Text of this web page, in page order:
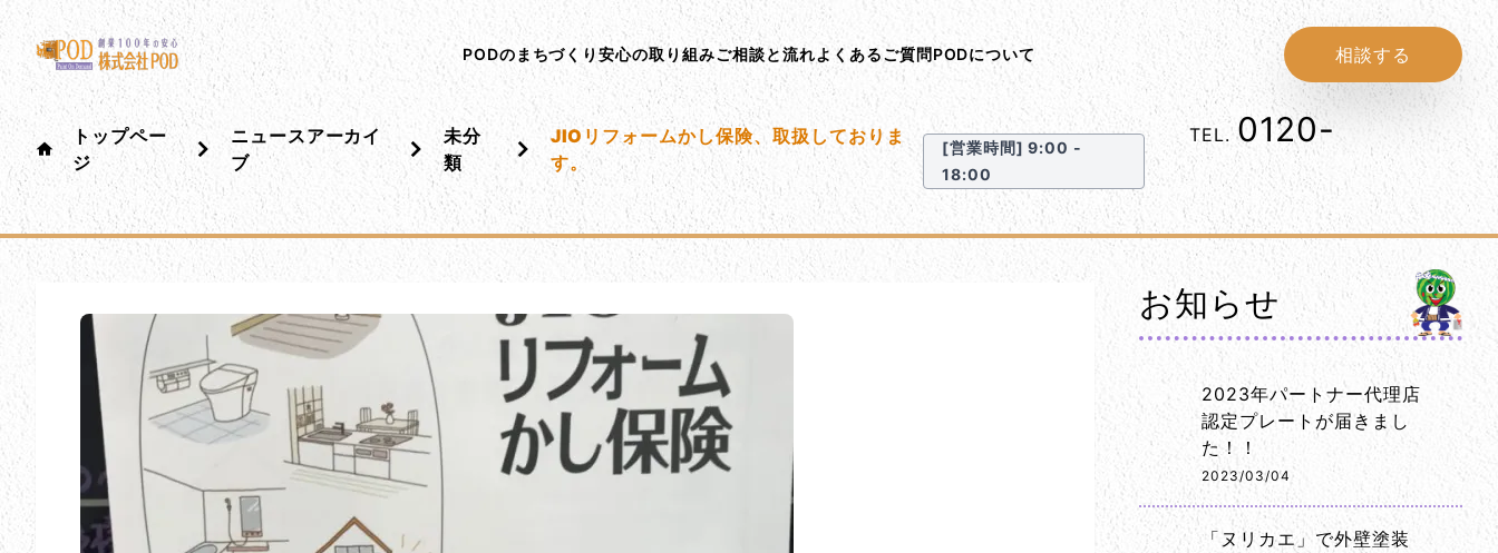
メインコンテンツにスキップ
株式会社ペイント・オン・デマンド
千葉の外壁塗装・屋根塗装なら創業100年の安心 ペイント･オン･デマンド
PODのまちづくり安心の取り組みご相談と流れよくあるご質問PODについて 相談する
トップペー
ジ
ニュースアーカイ
ブ
未分
類
JIOリフォームかし保険、取扱しておりま
す。
[営業時間] 9:00 -
18:00
TEL.0120- 1152-
86
お知らせ
2023年パートナー代理店
認定プレートが届きまし
た！！
2023/03/04
「ヌリカエ」で外壁塗装